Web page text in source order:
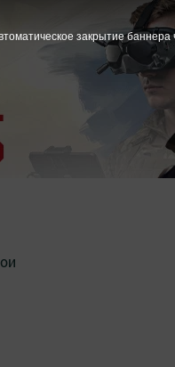
закрытие баннера